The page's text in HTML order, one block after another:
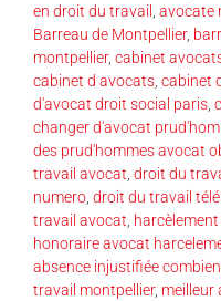
en droit du travail , avocate
Barreau de Montpellier,
montpellier, cabinet
cabinet d avocats, cabinet
d'avocat droit social paris,
changer d'avocat
des prud'hommes avocat
travail avocat, droit du
numero, droit du travail
travail avocat,
honoraire avocat
absence injustifiée
travail montpellier, meilleur